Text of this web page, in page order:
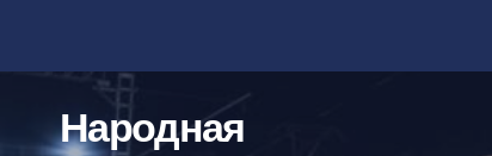
содержимому
Народная